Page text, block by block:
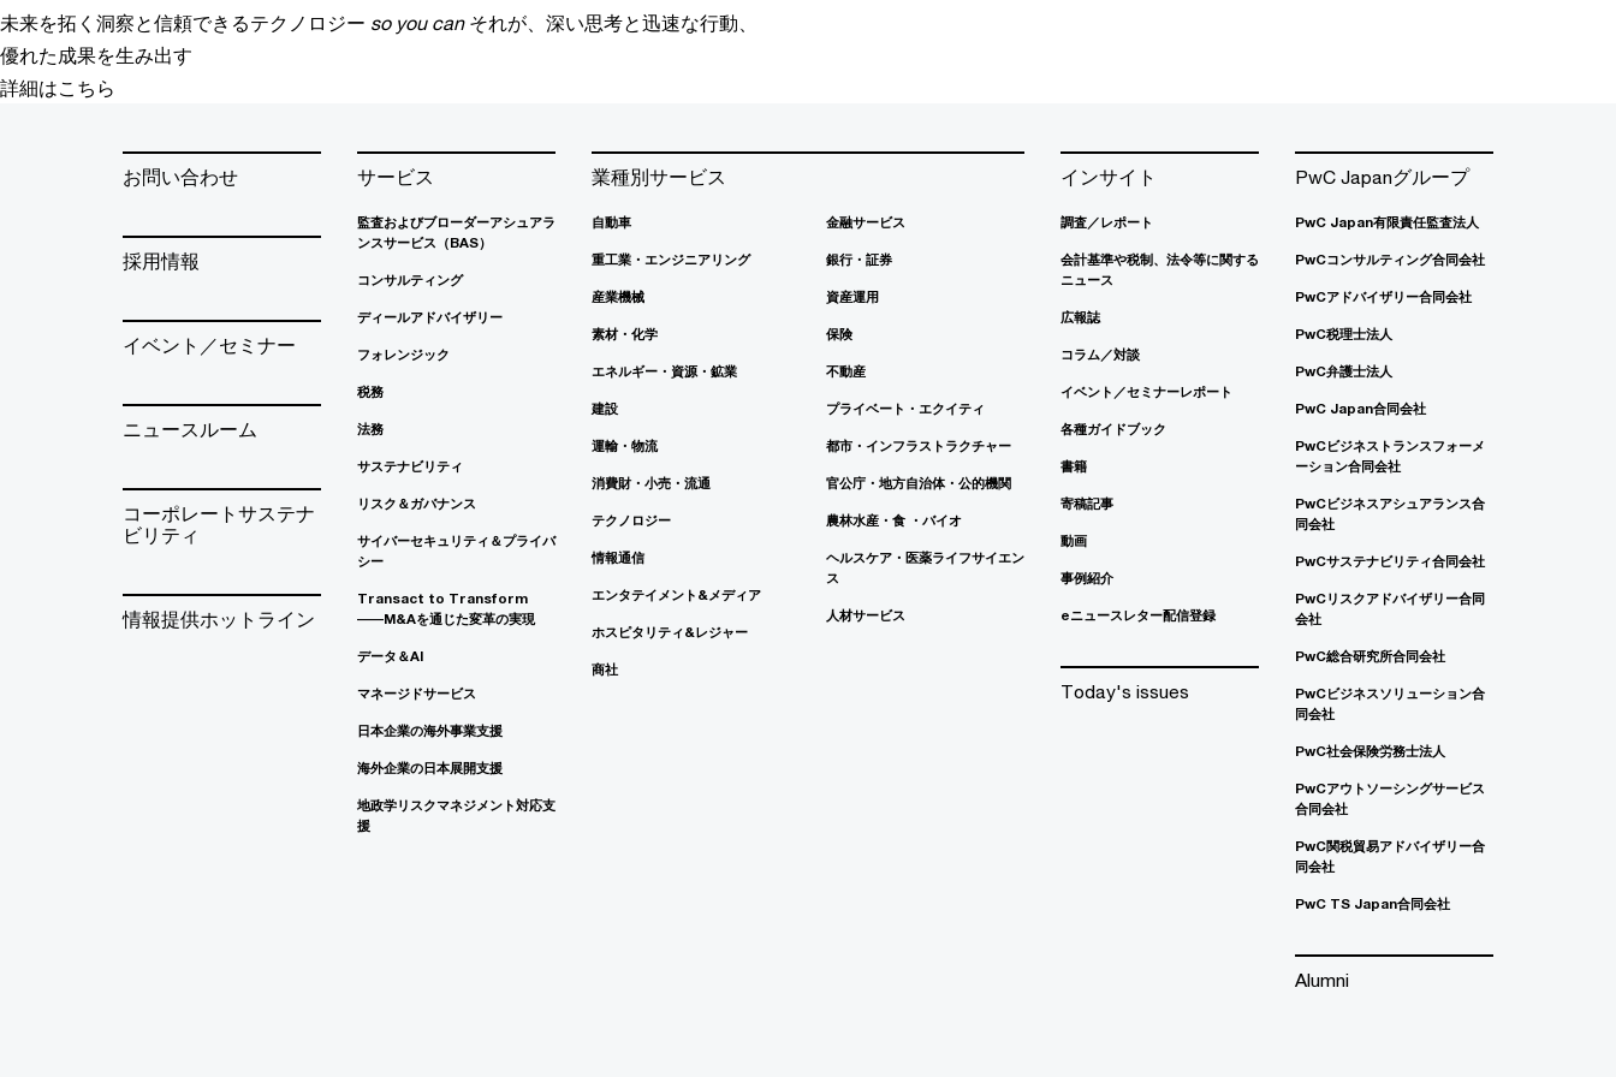
未来を拓く洞察と信頼できるテクノロジー so you can それが、深い思考と迅速な行動、
優れた成果を生み出す
詳細はこちら
お問い合わせ
採用情報
イベント／セミナー
ニュースルーム
コーポレートサステナ
ビリティ
情報提供ホットライン
サービス
監査およびブローダーアシュアラ
ンスサービス（BAS）
コンサルティング
ディールアドバイザリー
フォレンジック
税務
法務
サステナビリティ
リスク＆ガバナンス
サイバーセキュリティ＆プライバ
シー
Transact to Transform
――M&Aを通じた変革の実現
データ＆AI
マネージドサービス
日本企業の海外事業支援
海外企業の日本展開支援
地政学リスクマネジメント対応支
援
業種別サービス
自動車
重工業・エンジニアリング
産業機械
素材・化学
エネルギー・資源・鉱業
建設
運輸・物流
消費財・小売・流通
テクノロジー
情報通信
エンタテイメント&メディア
ホスピタリティ&レジャー
商社
金融サービス
銀行・証券
資産運用
保険
不動産
プライベート・エクイティ
都市・インフラストラクチャー
官公庁・地方自治体・公的機関
農林水産・食 ・バイオ
ヘルスケア・医薬ライフサイエン
ス
人材サービス
インサイト
調査／レポート
会計基準や税制、法令等に関する
ニュース
広報誌
コラム／対談
イベント／セミナーレポート
各種ガイドブック
書籍
寄稿記事
動画
事例紹介
eニュースレター配信登録
Today's issues
PwC Japanグループ
PwC Japan有限責任監査法人
PwCコンサルティング合同会社
PwCアドバイザリー合同会社
PwC税理士法人
PwC弁護士法人
PwC Japan合同会社
PwCビジネストランスフォーメ
ーション合同会社
PwCビジネスアシュアランス合
同会社
PwCサステナビリティ合同会社
PwCリスクアドバイザリー合同
会社
PwC総合研究所合同会社
PwCビジネスソリューション合
同会社
PwC社会保険労務士法人
PwCアウトソーシングサービス
合同会社
PwC関税貿易アドバイザリー合
同会社
PwC TS Japan合同会社
Alumni